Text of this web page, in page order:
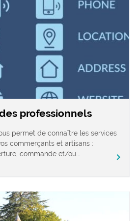
professionnels
permet de connaître les services
commerçants et artisans :
commande et/ou...
chevron_right